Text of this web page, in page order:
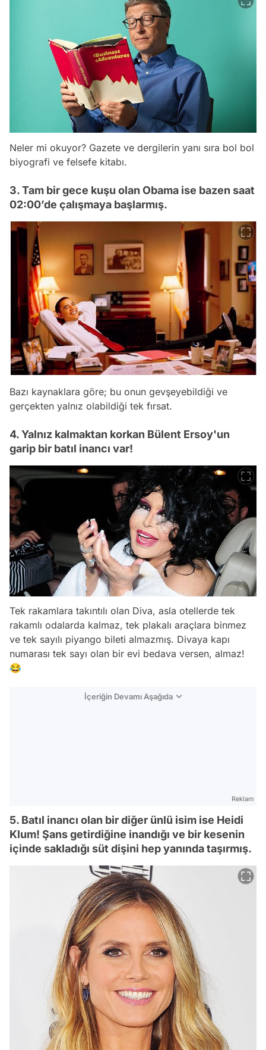
Neler mi okuyor? Gazete ve dergilerin yanı sıra bol bol
biyografi ve felsefe kitabı.
3. Tam bir gece kuşu olan Obama ise bazen saat
02:00’de çalışmaya başlarmış.
Bazı kaynaklara göre; bu onun gevşeyebildiği ve
gerçekten yalnız olabildiği tek fırsat.
4. Yalnız kalmaktan korkan Bülent Ersoy'un
garip bir batıl inancı var!
Tek rakamlara takıntılı olan Diva, asla otellerde tek
rakamlı odalarda kalmaz, tek plakalı araçlara binmez
ve tek sayılı piyango bileti almazmış. Divaya kapı
numarası tek sayı olan bir evi bedava versen, almaz!
😂
İçeriğin Devamı Aşağıda
Reklam
5. Batıl inancı olan bir diğer ünlü isim ise Heidi
Klum! Şans getirdiğine inandığı ve bir kesenin
içinde sakladığı süt dişini hep yanında taşırmış.